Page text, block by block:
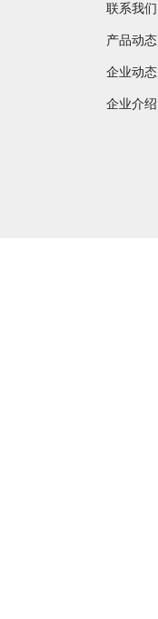
联系我们
产品动态
企业动态
企业介绍